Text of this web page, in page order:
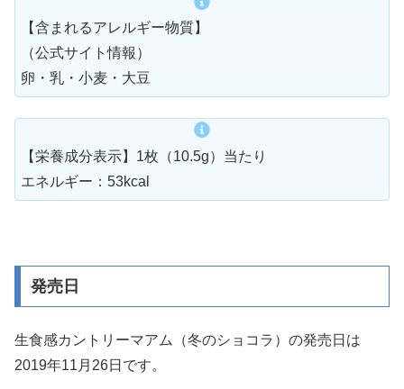
【含まれるアレルギー物質】
（公式サイト情報）
卵・乳・小麦・大豆
【栄養成分表示】1枚（10.5g）当たり
エネルギー：53kcal
発売日
生食感カントリーマアム（冬のショコラ）の発売日は
2019年11月26日です。